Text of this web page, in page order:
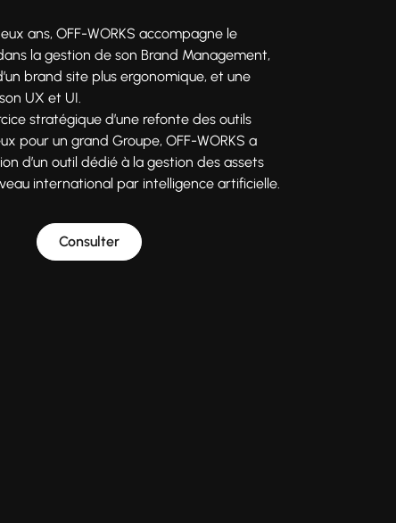
ans, OFF-WORKS accompagne le
la gestion de son Brand Management,
brand site plus ergonomique, et une
UX et UI.
stratégique d’une refonte des outils
pour un grand Groupe, OFF-WORKS a
d’un outil dédié à la gestion des assets
international par intelligence artificielle.
Consulter